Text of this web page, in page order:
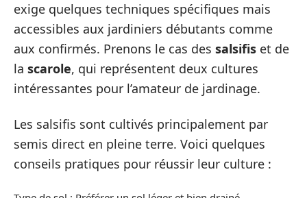
exige quelques techniques spécifiques mais
accessibles aux jardiniers débutants comme
aux confirmés. Prenons le cas des salsifis et de
la scarole, qui représentent deux cultures
intéressantes pour l’amateur de jardinage.
Les salsifis sont cultivés principalement par
semis direct en pleine terre. Voici quelques
conseils pratiques pour réussir leur culture :